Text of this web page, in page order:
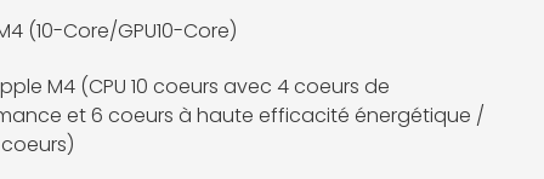
(10-Core/GPU10-Core)
M4 (CPU 10 coeurs avec 4 coeurs de
et 6 coeurs à haute efficacité énergétique /
coeurs)